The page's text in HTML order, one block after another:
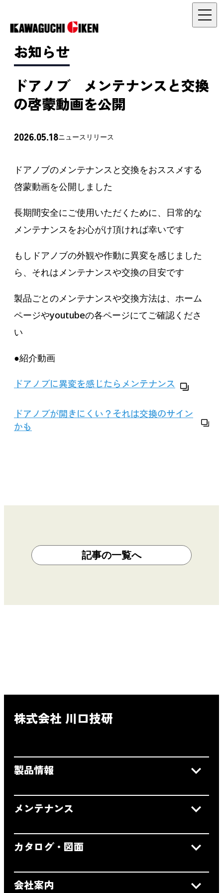
お知らせ
ドアノブ メンテナンスと交換
の啓蒙動画を公開
2026.05.18ニュースリリース
ドアノブのメンテナンスと交換をおススメする
啓蒙動画を公開しました
長期間安全にご使用いただくために、日常的な
メンテナンスをお心がけ頂ければ幸いです
もしドアノブの外観や作動に異変を感じました
ら、それはメンテナンスや交換の目安です
製品ごとのメンテナンスや交換方法は、ホーム
ページやyoutubeの各ページにてご確認くださ
い
●紹介動画
ドアノブに異変を感じたらメンテナンス
ドアノブが開きにくい？それは交換のサイン
かも
記事の一覧へ
株式会社 川口技研
製品情報
メンテナンス
カタログ・図面
会社案内